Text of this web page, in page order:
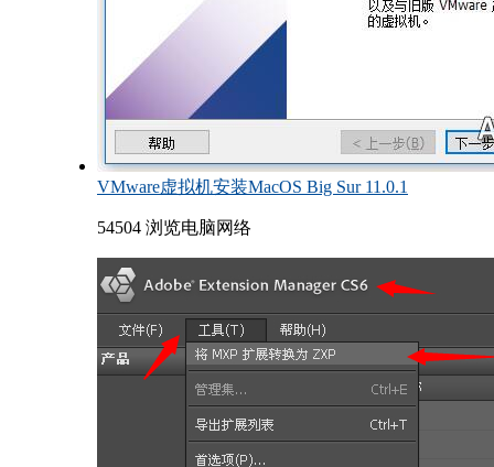
VMware虚拟机安装MacOS Big Sur 11.0.1
54504 浏览电脑网络